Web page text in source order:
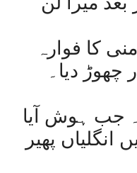
کا فوارہ
دیا۔
جب ہوش آیا
انگلیاں پھیر